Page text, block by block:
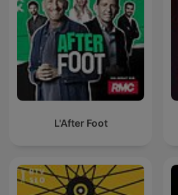
L'After Foot